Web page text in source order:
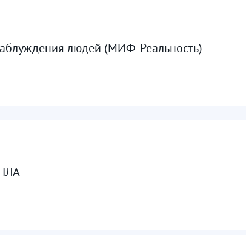
людей (МИФ-Реальность)